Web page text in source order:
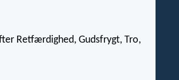
Retfærdighed, Gudsfrygt, Tro,